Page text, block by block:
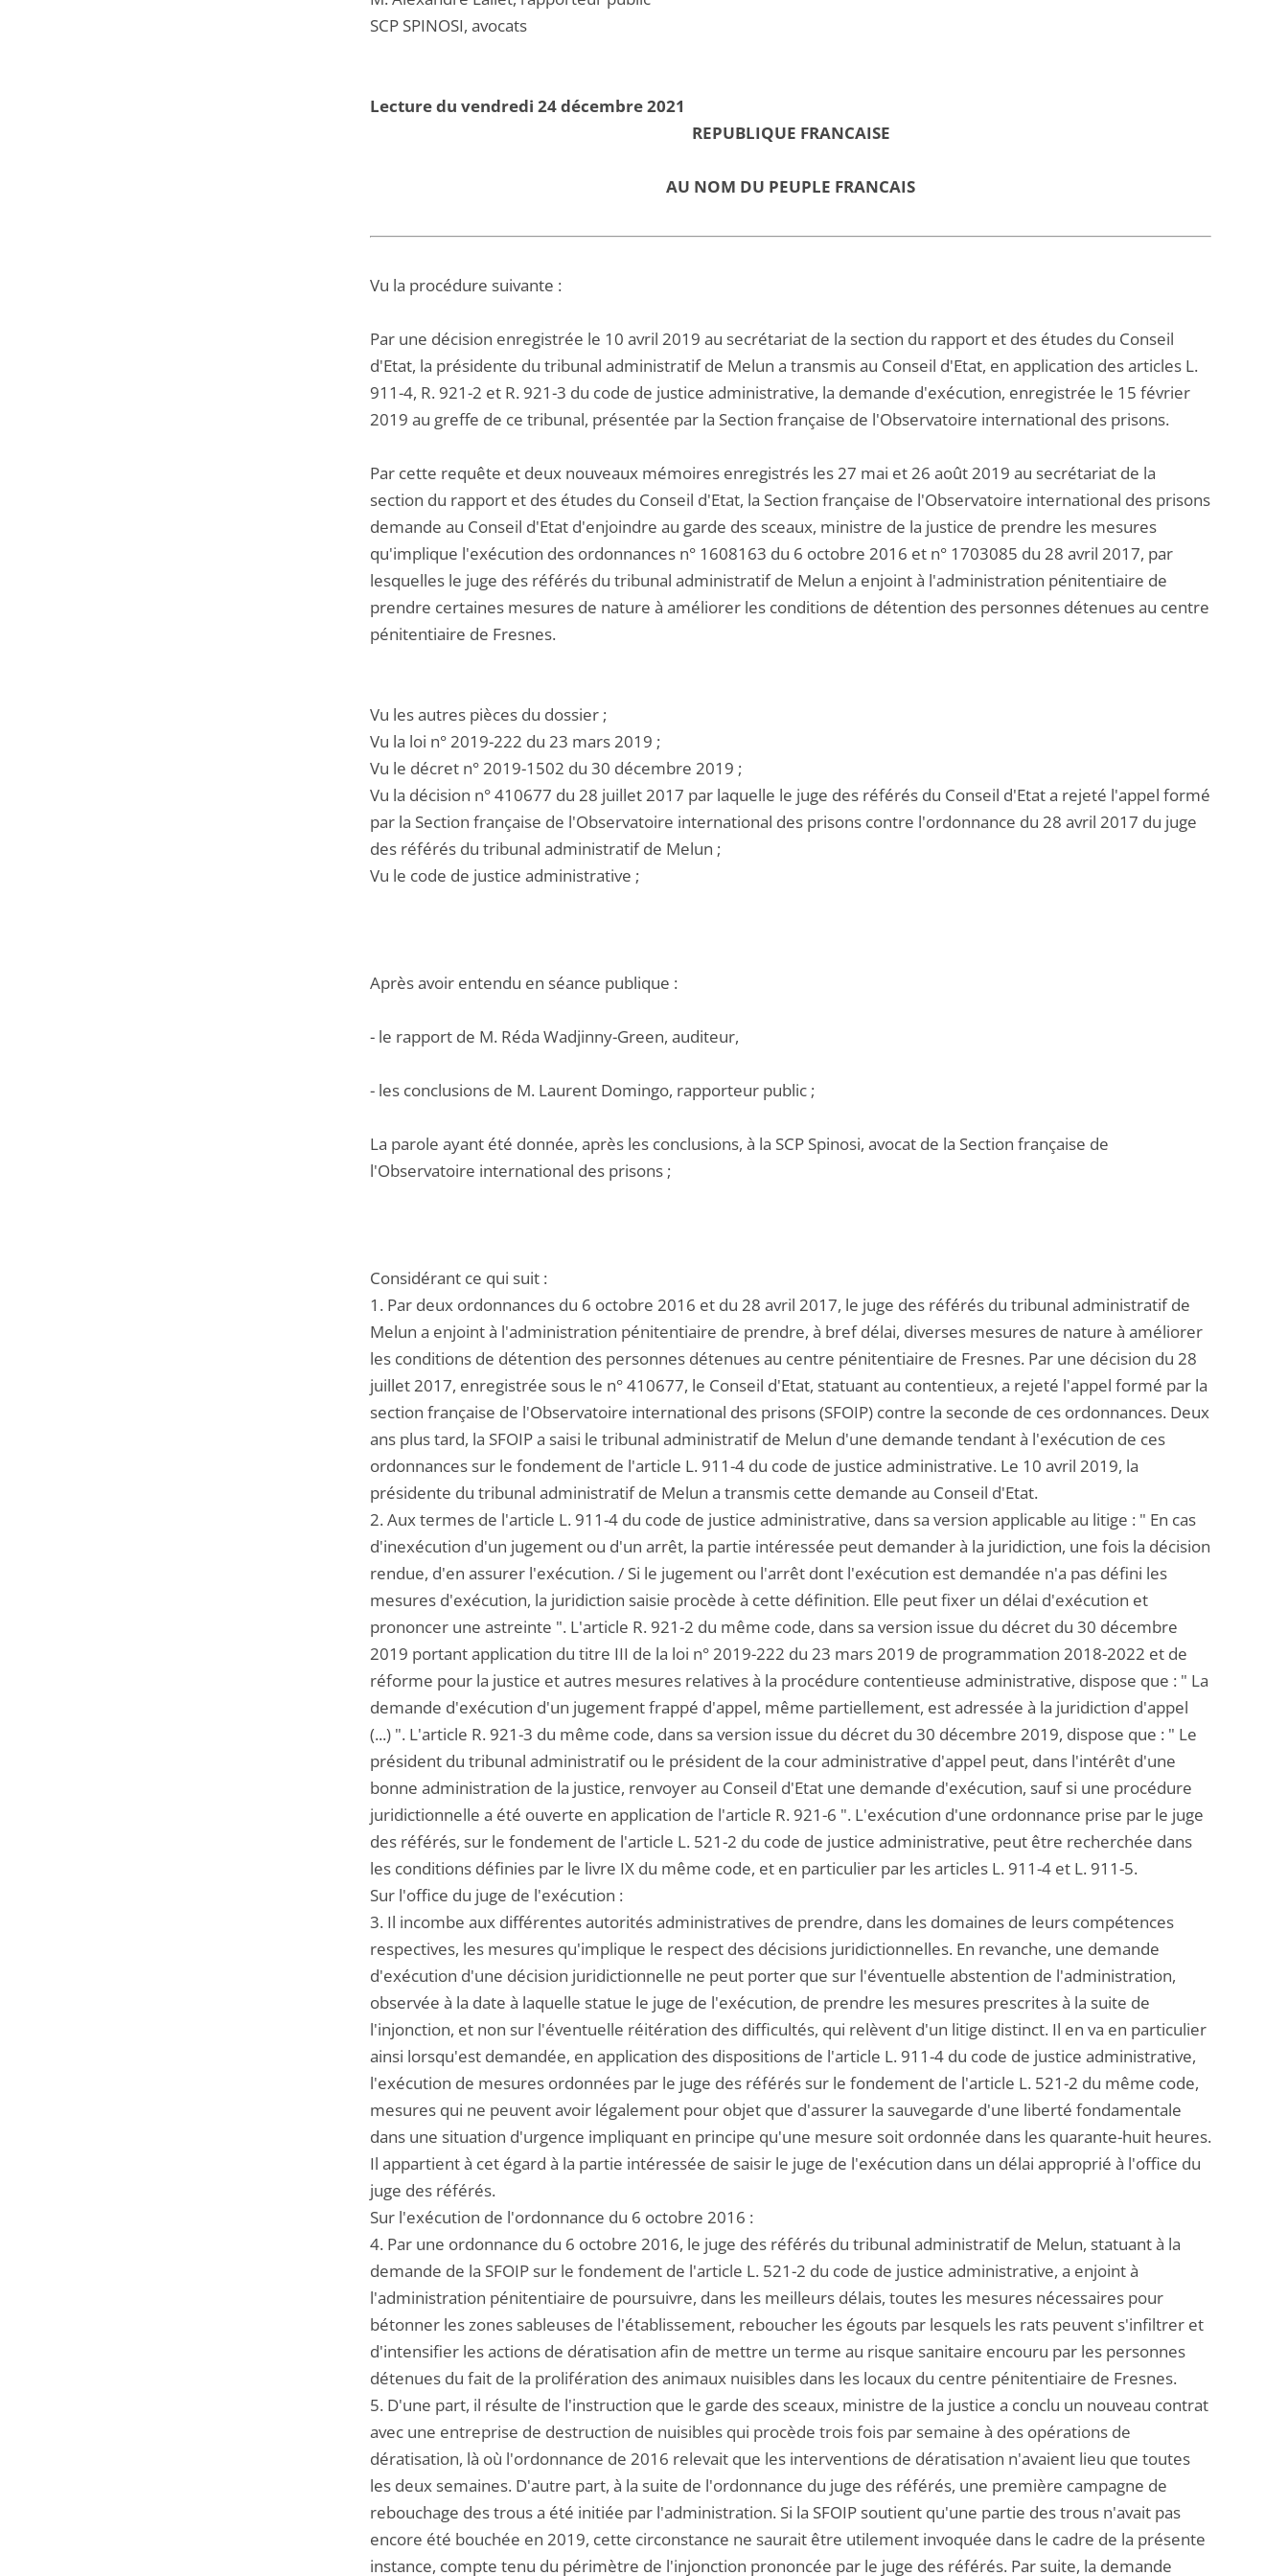
SCP SPINOSI, avocats
Lecture du vendredi 24 décembre 2021
REPUBLIQUE FRANCAISE
AU NOM DU PEUPLE FRANCAIS
Vu la procédure suivante :
Par une décision enregistrée le 10 avril 2019 au secrétariat de la section du rapport et des études du Conseil
d'Etat, la présidente du tribunal administratif de Melun a transmis au Conseil d'Etat, en application des articles L.
911-4, R. 921-2 et R. 921-3 du code de justice administrative, la demande d'exécution, enregistrée le 15 février
2019 au greffe de ce tribunal, présentée par la Section française de l'Observatoire international des prisons.
Par cette requête et deux nouveaux mémoires enregistrés les 27 mai et 26 août 2019 au secrétariat de la
section du rapport et des études du Conseil d'Etat, la Section française de l'Observatoire international des prisons
demande au Conseil d'Etat d'enjoindre au garde des sceaux, ministre de la justice de prendre les mesures
qu'implique l'exécution des ordonnances n° 1608163 du 6 octobre 2016 et n° 1703085 du 28 avril 2017, par
lesquelles le juge des référés du tribunal administratif de Melun a enjoint à l'administration pénitentiaire de
prendre certaines mesures de nature à améliorer les conditions de détention des personnes détenues au centre
pénitentiaire de Fresnes.
Vu les autres pièces du dossier ;
Vu la loi n° 2019-222 du 23 mars 2019 ;
Vu le décret n° 2019-1502 du 30 décembre 2019 ;
Vu la décision n° 410677 du 28 juillet 2017 par laquelle le juge des référés du Conseil d'Etat a rejeté l'appel formé
par la Section française de l'Observatoire international des prisons contre l'ordonnance du 28 avril 2017 du juge
des référés du tribunal administratif de Melun ;
Vu le code de justice administrative ;
Après avoir entendu en séance publique :
- le rapport de M. Réda Wadjinny-Green, auditeur,
- les conclusions de M. Laurent Domingo, rapporteur public ;
La parole ayant été donnée, après les conclusions, à la SCP Spinosi, avocat de la Section française de
l'Observatoire international des prisons ;
Considérant ce qui suit :
1. Par deux ordonnances du 6 octobre 2016 et du 28 avril 2017, le juge des référés du tribunal administratif de
Melun a enjoint à l'administration pénitentiaire de prendre, à bref délai, diverses mesures de nature à améliorer
les conditions de détention des personnes détenues au centre pénitentiaire de Fresnes. Par une décision du 28
juillet 2017, enregistrée sous le n° 410677, le Conseil d'Etat, statuant au contentieux, a rejeté l'appel formé par la
section française de l'Observatoire international des prisons (SFOIP) contre la seconde de ces ordonnances. Deux
ans plus tard, la SFOIP a saisi le tribunal administratif de Melun d'une demande tendant à l'exécution de ces
ordonnances sur le fondement de l'article L. 911-4 du code de justice administrative. Le 10 avril 2019, la
présidente du tribunal administratif de Melun a transmis cette demande au Conseil d'Etat.
2. Aux termes de l'article L. 911-4 du code de justice administrative, dans sa version applicable au litige : " En cas
d'inexécution d'un jugement ou d'un arrêt, la partie intéressée peut demander à la juridiction, une fois la décision
rendue, d'en assurer l'exécution. / Si le jugement ou l'arrêt dont l'exécution est demandée n'a pas défini les
mesures d'exécution, la juridiction saisie procède à cette définition. Elle peut fixer un délai d'exécution et
prononcer une astreinte ". L'article R. 921-2 du même code, dans sa version issue du décret du 30 décembre
2019 portant application du titre III de la loi n° 2019-222 du 23 mars 2019 de programmation 2018-2022 et de
réforme pour la justice et autres mesures relatives à la procédure contentieuse administrative, dispose que : " La
demande d'exécution d'un jugement frappé d'appel, même partiellement, est adressée à la juridiction d'appel
(...) ". L'article R. 921-3 du même code, dans sa version issue du décret du 30 décembre 2019, dispose que : " Le
président du tribunal administratif ou le président de la cour administrative d'appel peut, dans l'intérêt d'une
bonne administration de la justice, renvoyer au Conseil d'Etat une demande d'exécution, sauf si une procédure
juridictionnelle a été ouverte en application de l'article R. 921-6 ". L'exécution d'une ordonnance prise par le juge
des référés, sur le fondement de l'article L. 521-2 du code de justice administrative, peut être recherchée dans
les conditions définies par le livre IX du même code, et en particulier par les articles L. 911-4 et L. 911-5.
Sur l'office du juge de l'exécution :
3. Il incombe aux différentes autorités administratives de prendre, dans les domaines de leurs compétences
respectives, les mesures qu'implique le respect des décisions juridictionnelles. En revanche, une demande
d'exécution d'une décision juridictionnelle ne peut porter que sur l'éventuelle abstention de l'administration,
observée à la date à laquelle statue le juge de l'exécution, de prendre les mesures prescrites à la suite de
l'injonction, et non sur l'éventuelle réitération des difficultés, qui relèvent d'un litige distinct. Il en va en particulier
ainsi lorsqu'est demandée, en application des dispositions de l'article L. 911-4 du code de justice administrative,
l'exécution de mesures ordonnées par le juge des référés sur le fondement de l'article L. 521-2 du même code,
mesures qui ne peuvent avoir légalement pour objet que d'assurer la sauvegarde d'une liberté fondamentale
dans une situation d'urgence impliquant en principe qu'une mesure soit ordonnée dans les quarante-huit heures.
Il appartient à cet égard à la partie intéressée de saisir le juge de l'exécution dans un délai approprié à l'office du
juge des référés.
Sur l'exécution de l'ordonnance du 6 octobre 2016 :
4. Par une ordonnance du 6 octobre 2016, le juge des référés du tribunal administratif de Melun, statuant à la
demande de la SFOIP sur le fondement de l'article L. 521-2 du code de justice administrative, a enjoint à
l'administration pénitentiaire de poursuivre, dans les meilleurs délais, toutes les mesures nécessaires pour
bétonner les zones sableuses de l'établissement, reboucher les égouts par lesquels les rats peuvent s'infiltrer et
d'intensifier les actions de dératisation afin de mettre un terme au risque sanitaire encouru par les personnes
détenues du fait de la prolifération des animaux nuisibles dans les locaux du centre pénitentiaire de Fresnes.
5. D'une part, il résulte de l'instruction que le garde des sceaux, ministre de la justice a conclu un nouveau contrat
avec une entreprise de destruction de nuisibles qui procède trois fois par semaine à des opérations de
dératisation, là où l'ordonnance de 2016 relevait que les interventions de dératisation n'avaient lieu que toutes
les deux semaines. D'autre part, à la suite de l'ordonnance du juge des référés, une première campagne de
rebouchage des trous a été initiée par l'administration. Si la SFOIP soutient qu'une partie des trous n'avait pas
encore été bouchée en 2019, cette circonstance ne saurait être utilement invoquée dans le cadre de la présente
instance, compte tenu du périmètre de l'injonction prononcée par le juge des référés. Par suite, la demande